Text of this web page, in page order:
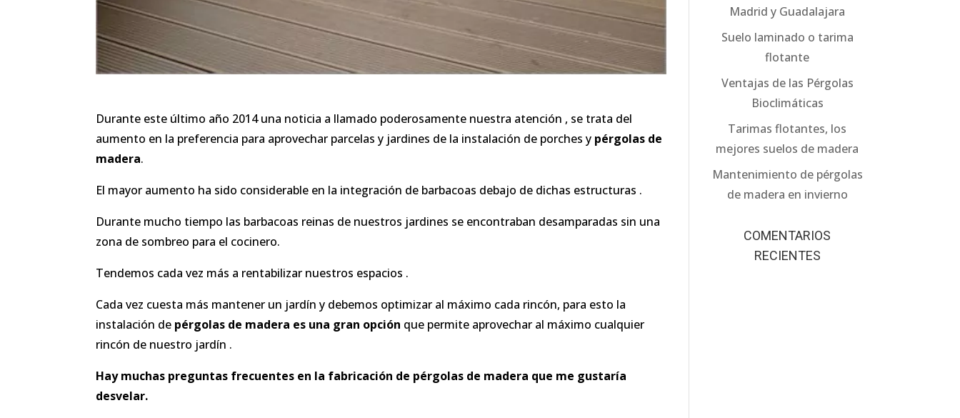
Durante este último año 2014 una noticia a llamado poderosamente nuestra atención , se trata del
aumento en la preferencia para aprovechar parcelas y jardines de la instalación de porches y pérgolas de
madera.
El mayor aumento ha sido considerable en la integración de barbacoas debajo de dichas estructuras .
Durante mucho tiempo las barbacoas reinas de nuestros jardines se encontraban desamparadas sin una
zona de sombreo para el cocinero.
Tendemos cada vez más a rentabilizar nuestros espacios .
Cada vez cuesta más mantener un jardín y debemos optimizar al máximo cada rincón, para esto la
instalación de pérgolas de madera es una gran opción que permite aprovechar al máximo cualquier
rincón de nuestro jardín .
Hay muchas preguntas frecuentes en la fabricación de pérgolas de madera que me gustaría
desvelar.
Madrid y Guadalajara
Suelo laminado o tarima
flotante
Ventajas de las Pérgolas
Bioclimáticas
Tarimas flotantes, los
mejores suelos de madera
Mantenimiento de pérgolas
de madera en invierno
COMENTARIOS
RECIENTES